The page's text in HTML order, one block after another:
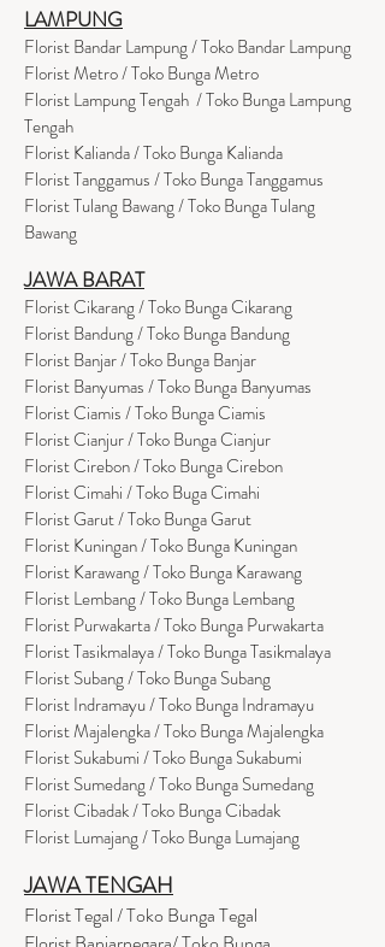
LAMPUNG
Florist Bandar Lampung / Toko Bandar Lampung
Florist Metro / Toko Bunga Metro
Florist Lampung Tengah / Toko Bunga Lampung
Tengah
Florist Kalianda / Toko Bunga Kalianda
Florist Tanggamus / Toko Bunga Tanggamus
Florist Tulang Bawang / Toko Bunga Tulang
Bawang
JAWA BARAT
Florist Cikarang/ Toko Bunga Cikarang
Florist Bandung / Toko Bunga Bandung
Florist Banjar / Toko Bunga Banjar
Florist Banyumas / Toko Bunga Banyumas
Florist Ciamis / Toko Bunga Ciamis
Florist Cianjur / Toko Bunga Cianjur
Florist Cirebon / Toko Bunga Cirebon
Florist Cimahi / Toko Buga Cimahi
Florist Garut / Toko Bunga Garut
Florist Kuningan / Toko Bunga Kuningan
Florist Karawang / Toko Bunga Karawang
Florist Lembang / Toko Bunga Lembang
Florist Purwakarta / Toko Bunga Purwakarta
Florist Tasikmalaya / Toko Bunga Tasikmalaya
Florist Subang / Toko Bunga Subang
Florist Indramayu / Toko Bunga Indramayu
Florist Majalengka / Toko Bunga Majalengka
Florist Sukabumi / Toko Bunga Sukabumi
Florist Sumedang / Toko Bunga Sumedang
Florist Cibadak / Toko Bunga Cibadak
Florist Lumajang / Toko Bunga Lumajang
JAWA TENGAH
Florist Tegal / Toko Bunga Tegal